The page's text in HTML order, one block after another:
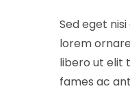
Sed eget
lorem
libero ut elit
fames ac